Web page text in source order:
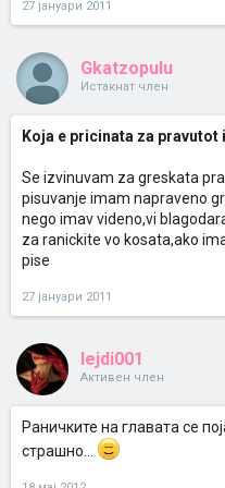
27 јануари 2011
Gkatzopulu
Истакнат член
Koja e pricinata za
Se izvinuvam za greskata
pisuvanje imam napraveno
nego imav videno,vi
za ranickite vo kosata,ako
pise
27 јануари 2011
lejdi001
Активен член
Раничките на главата се
страшно...